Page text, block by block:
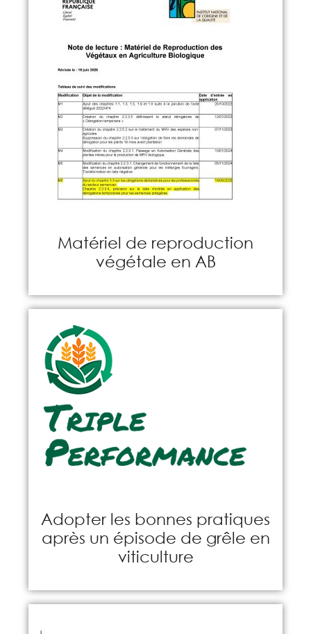
Matériel de reproduction
végétale en AB
Adopter les bonnes pratiques
après un épisode de grêle en
viticulture